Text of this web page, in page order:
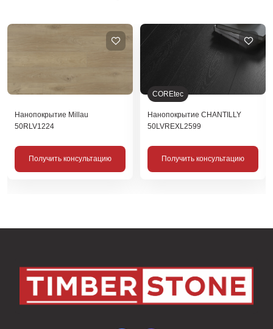
Нанопокрытие Millau
50RLV1224
Получить консультацию
COREtec
Нанопокрытие CHANTILLY
50LVREXL2599
Получить консультацию